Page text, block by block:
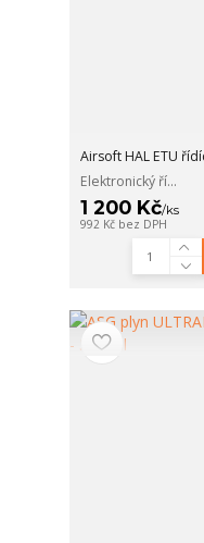
Airsoft HAL ETU
Elektronický ří...
1 200 Kč/ks
992 Kč bez DPH